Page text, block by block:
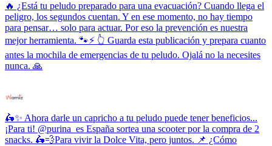
🔥 ¿Está tu peludo preparado para una evacuación? Cuando llega el
peligro, los segundos cuentan. Y en ese momento, no hay tiempo
para pensar… solo para actuar. Por eso la prevención es nuestra
mejor herramienta. 🐾⚡ 👆 Guarda esta publicación y prepara cuanto
antes la mochila de emergencias de tu peludo. Ojalá no la necesites
nunca. 🙏
🛵✨ Ahora darle un capricho a tu peludo puede tener beneficios...
¡Para ti! @purina_es España sortea una scooter por la compra de 2
snacks. 🛵💨Para vivir la Dolce Vita, pero juntos. 📌 ¿Cómo